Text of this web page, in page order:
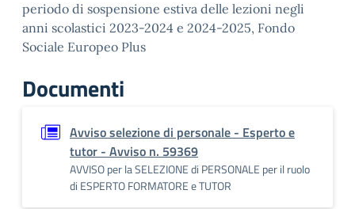
periodo di sospensione estiva delle lezioni negli
anni scolastici 2023-2024 e 2024-2025, Fondo
Sociale Europeo Plus
Documenti
Avviso selezione di personale - Esperto e
tutor - Avviso n. 59369
AVVISO per la SELEZIONE di PERSONALE per il ruolo
di ESPERTO FORMATORE e TUTOR